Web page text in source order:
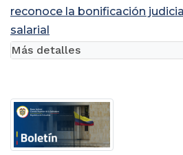
reconoce la bonificación
salarial
Más detalles